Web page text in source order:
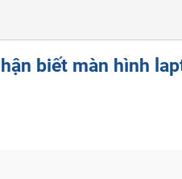
biết màn hình
bộ phận rất mong manh